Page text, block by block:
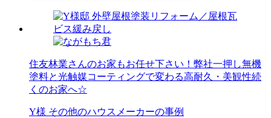
住友林業さんのお家もお任せ下さい！弊社一押し無機
塗料と光触媒コーティングで変わる高耐久・美観性続
くのお家へ☆
Y様 その他のハウスメーカーの事例